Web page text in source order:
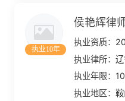
执业10年
侯艳辉律
执业资质：
执业律所：
执业年限：
执业地区：